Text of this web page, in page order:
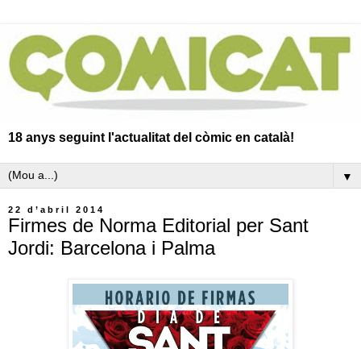
18 anys seguint l'actualitat del còmic en català!
▼
22 d’abril 2014
Firmes de Norma Editorial per Sant
Jordi: Barcelona i Palma